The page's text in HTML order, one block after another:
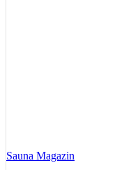
Sauna Magazin